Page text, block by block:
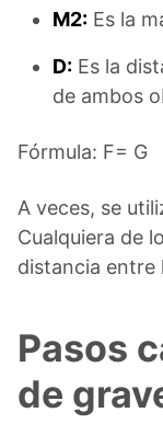
M2: Es la
D: Es la
de ambos
Fórmula:
A veces, se
Cualquiera de
distancia entre
Pasos
de